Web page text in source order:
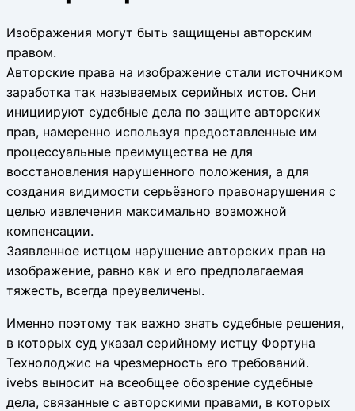
Изображения могут быть защищены авторским
правом.
Авторские права на изображение стали источником
заработка так называемых серийных истов. Они
инициируют судебные дела по защите авторских
прав, намеренно используя предоставленные им
процессуальные преимущества не для
восстановления нарушенного положения, а для
создания видимости серьёзного правонарушения с
целью извлечения максимально возможной
компенсации.
Заявленное истцом нарушение авторских прав на
изображение, равно как и его предполагаемая
тяжесть, всегда преувеличены.
Именно поэтому так важно знать судебные решения,
в которых суд указал серийному истцу Фортуна
Технолоджис на чрезмерность его требований.
ivebs выносит на всеобщее обозрение судебные
дела, связанные с авторскими правами, в которых